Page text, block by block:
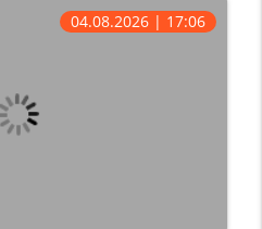
04.08.2026 | 17:06